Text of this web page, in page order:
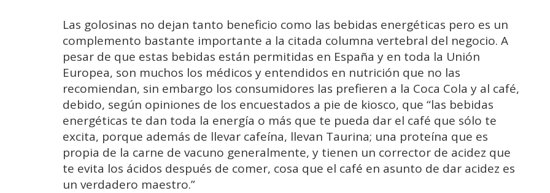
Las golosinas no dejan tanto beneficio como las bebidas energéticas pero es un
complemento bastante importante a la citada columna vertebral del negocio. A
pesar de que estas bebidas están permitidas en España y en toda la Unión
Europea, son muchos los médicos y entendidos en nutrición que no las
recomiendan, sin embargo los consumidores las prefieren a la Coca Cola y al café,
debido, según opiniones de los encuestados a pie de kiosco, que “las bebidas
energéticas te dan toda la energía o más que te pueda dar el café que sólo te
excita, porque además de llevar cafeína, llevan Taurina; una proteína que es
propia de la carne de vacuno generalmente, y tienen un corrector de acidez que
te evita los ácidos después de comer, cosa que el café en asunto de dar acidez es
un verdadero maestro.”